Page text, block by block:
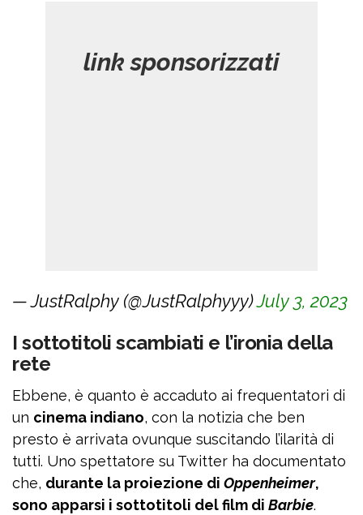
— JustRalphy (@JustRalphyyy)July 3, 2023
I sottotitoli scambiati e l’ironia della
rete
Ebbene, è quanto è accaduto ai frequentatori di
un cinema indiano, con la notizia che ben
presto è arrivata ovunque suscitando l’ilarità di
tutti. Uno spettatore su Twitter ha documentato
che, durante la proiezione di Oppenheimer,
sono apparsi i sottotitoli del film di Barbie.